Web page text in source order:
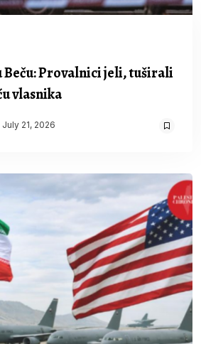
Beču: Provalnici jeli, tuširali
vlasnika
July 21, 2026